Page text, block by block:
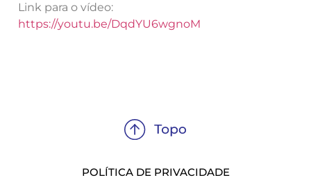
Link para o vídeo:
https://youtu.be/DqdYU6wgnoM
POLÍTICA DE PRIVACIDADE